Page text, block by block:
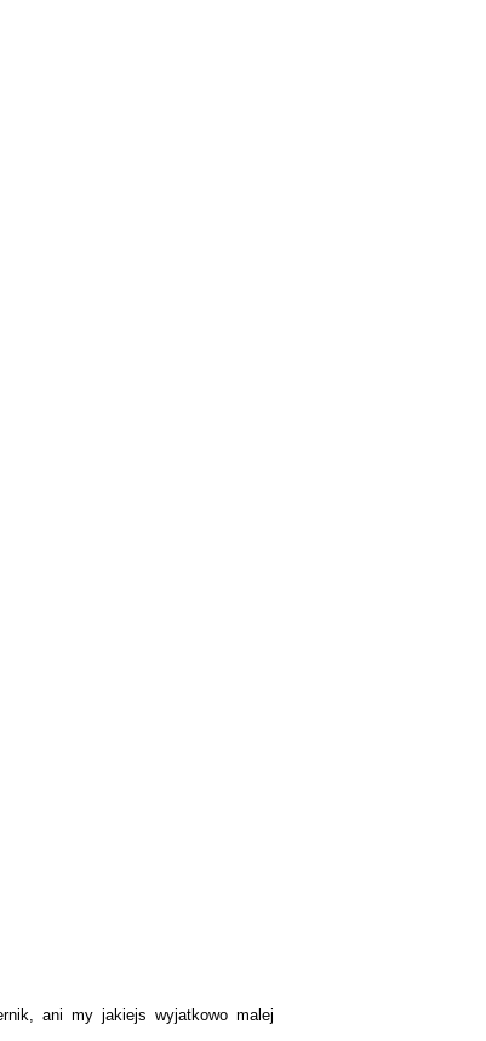
ani my jakiejs wyjatkowo malej